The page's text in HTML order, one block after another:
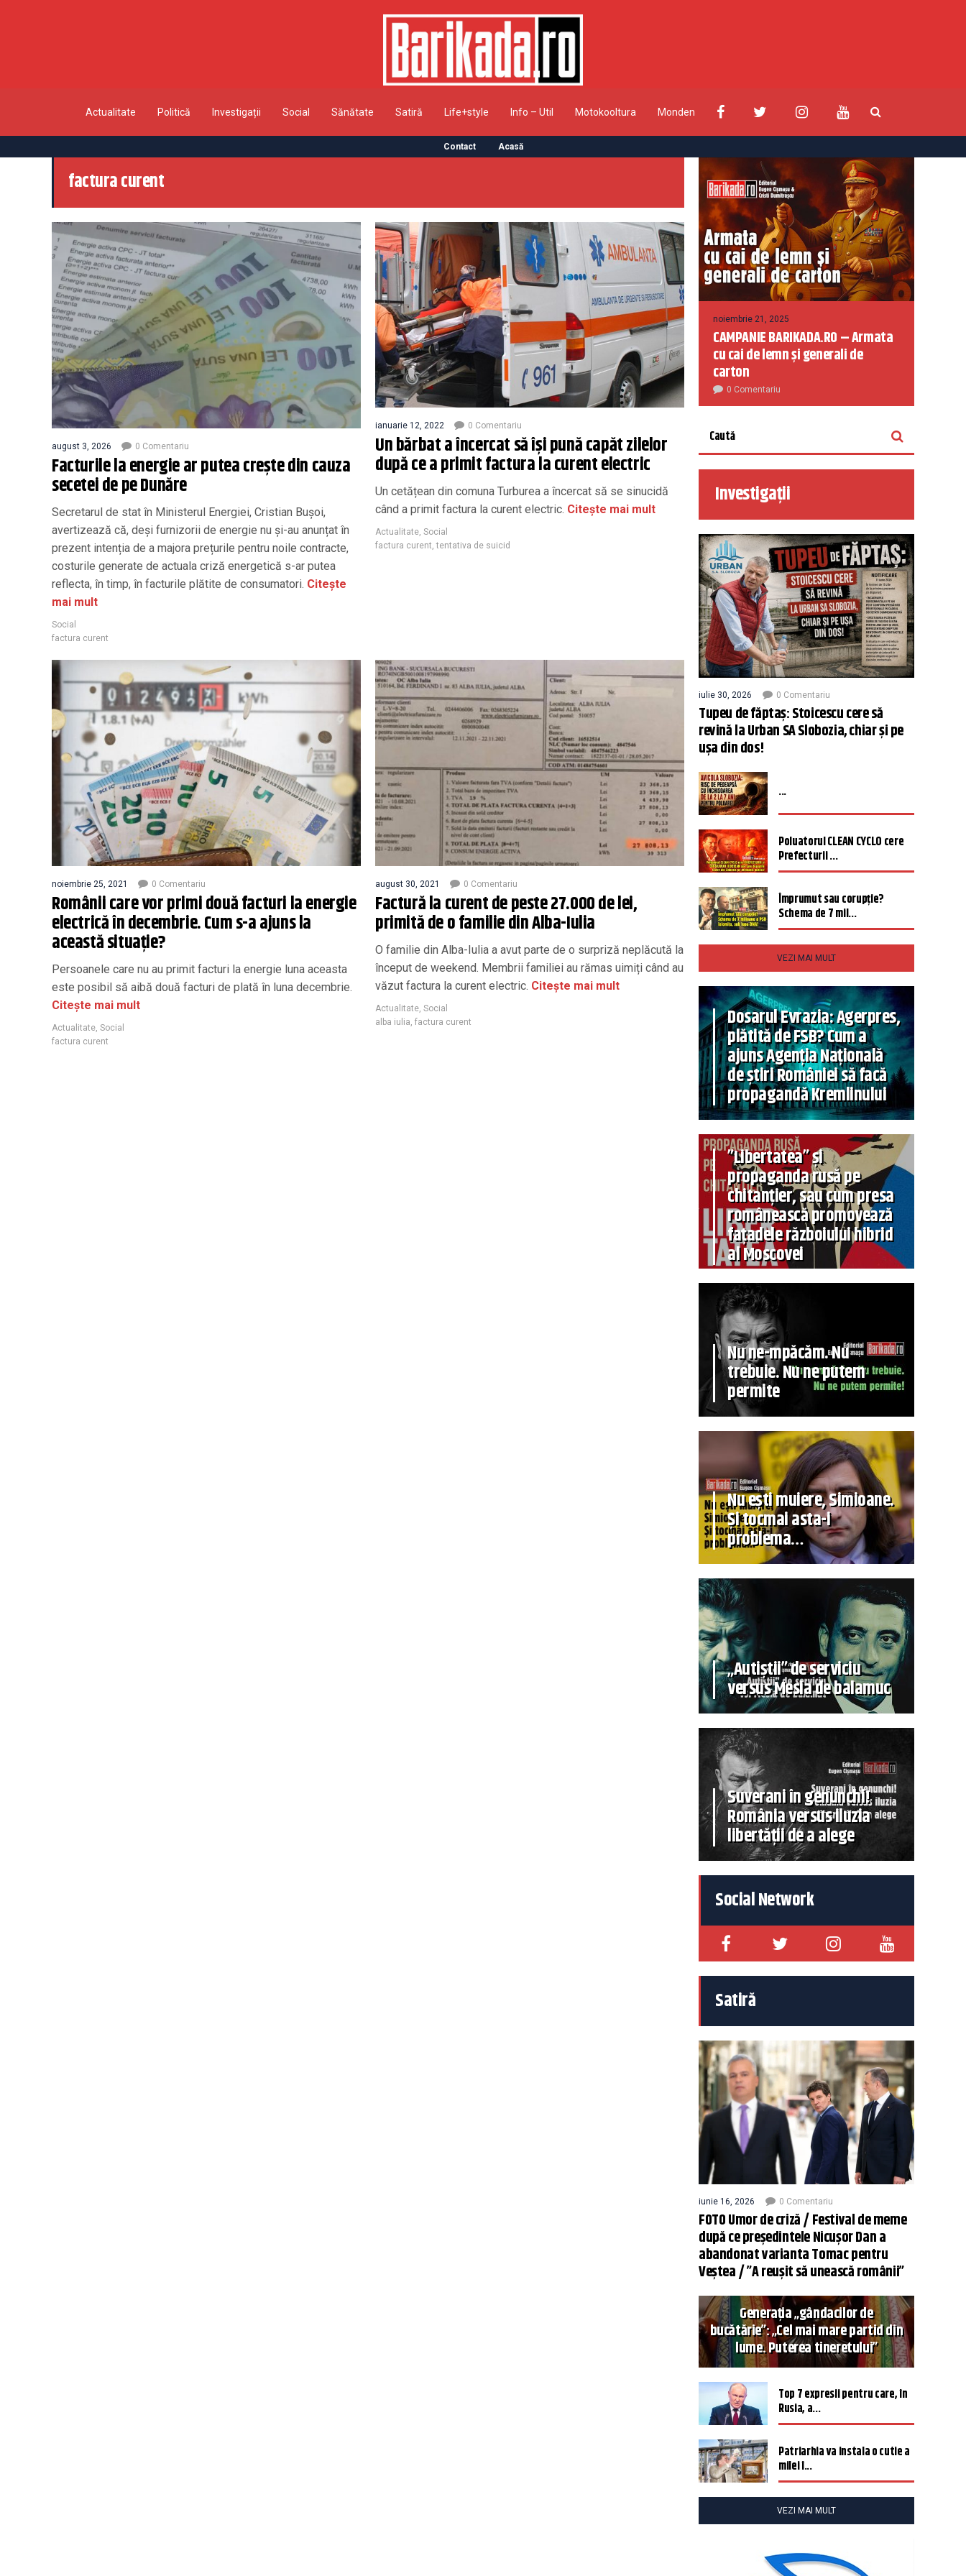
Actualitate Politică Investigații Social Sănătate Satiră Life+style Info – Util Motokooltura Monden
Contact Acasă
factura curent
august 3, 2026 0 Comentariu
Facturile la energie ar putea crește din cauza
secetei de pe Dunăre
Secretarul de stat în Ministerul Energiei, Cristian Bușoi,
avertizează că, deși furnizorii de energie nu și-au anunțat în
prezent intenția de a majora prețurile pentru noile contracte,
costurile generate de actuala criză energetică s-ar putea
reflecta, în timp, în facturile plătite de consumatori. Citește
mai mult
Social
factura curent
ianuarie 12, 2022 0 Comentariu
Un bărbat a încercat să își pună capăt zilelor
după ce a primit factura la curent electric
Un cetățean din comuna Turburea a încercat să se sinucidă
când a primit factura la curent electric. Citește mai mult
Actualitate, Social
factura curent,tentativa de suicid
noiembrie 25, 2021 0 Comentariu
Românii care vor primi două facturi la energie
electrică în decembrie. Cum s-a ajuns la
această situație?
Persoanele care nu au primit facturi la energie luna aceasta
este posibil să aibă două facturi de plată în luna decembrie.
Citește mai mult
Actualitate Social
factura curent
august 30, 2021 0 Comentariu
Factură la curent de peste 27.000 de lei,
primită de o familie din Alba-Iulia
O familie din Alba-Iulia a avut parte de o surpriză neplăcută la
început de weekend. Membrii familiei au rămas uimiți când au
văzut factura la curent electric. Citește mai mult
Actualitate Social
alba iulia factura curent
noiembrie 21, 2025
CAMPANIE BARIKADA.RO – Armata
cu cai de lemn și generali de
carton
0 Comentariu
Investigații
iulie 30, 2026 0 Comentariu
Tupeu de făptaș: Stoicescu cere să
revină la Urban SA Slobozia, chiar și pe
ușa din dos!
...
Poluatorul CLEAN CYCLO cere
Prefecturii ...
Împrumut sau corupție?
Schema de 7 mil...
VEZI MAI MULT
Dosarul Evrazia: Agerpres,
plătită de FSB? Cum a
ajuns Agenția Națională
de știri României să facă
propagandă Kremlinului
”Libertatea” și
propaganda rusă pe
chitanțier, sau cum presa
românească promovează
fațadele războiului hibrid
al Moscovei
Nu ne-mpăcăm. Nu
trebuie. Nu ne putem
permite
Nu ești muiere, Simioane.
Și tocmai asta-i
problema…
„Autiștii” de serviciu
versus Mesia de balamuc
Suverani în genunchi!
România versus iluzia
libertății de a alege
Social Network
Satiră
iunie 16, 2026 0 Comentariu
FOTO Umor de criză / Festival de meme
după ce președintele Nicușor Dan a
abandonat varianta Tomac pentru
Veștea / ”A reușit să unească românii”
Generația „gândacilor de
bucătărie”: „Cel mai mare partid din
lume. Puterea tineretului”
Top 7 expresii pentru care, în
Rusia, a...
Patriarhia va instala o cutie a
milei î...
VEZI MAI MULT